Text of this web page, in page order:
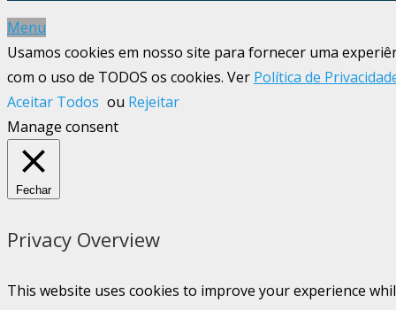
Menu
Usamos cookies em nosso site para fornecer uma
com o uso de TODOS os cookies. Ver Política de
Aceitar Todos ou Rejeitar
Manage consent
Fechar
Privacy Overview
This website uses cookies to improve your experience